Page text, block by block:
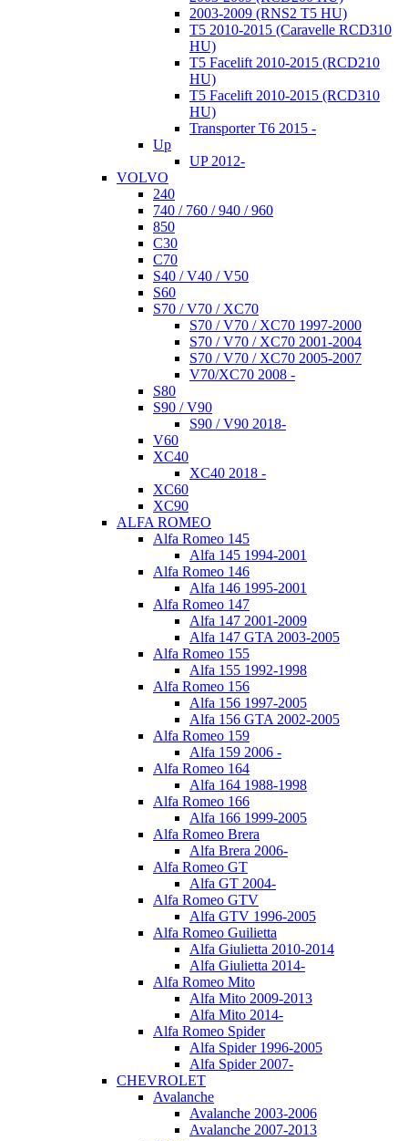
2003-2009 (RNS2 T5 HU)
T5 2010-2015 (Caravelle RCD310
HU)
T5 Facelift 2010-2015 (RCD210
HU)
T5 Facelift 2010-2015 (RCD310
HU)
Transporter T6 2015 -
Up
UP 2012-
VOLVO
240
740 / 760 / 940 / 960
850
C30
C70
S40 / V40 / V50
S60
S70 / V70 / XC70
S70 / V70 / XC70 1997-2000
S70 / V70 / XC70 2001-2004
S70 / V70 / XC70 2005-2007
V70/XC70 2008 -
S80
S90 / V90
S90 / V90 2018-
V60
XC40
XC40 2018 -
XC60
XC90
ALFA ROMEO
Alfa Romeo 145
Alfa 145 1994-2001
Alfa Romeo 146
Alfa 146 1995-2001
Alfa Romeo 147
Alfa 147 2001-2009
Alfa 147 GTA 2003-2005
Alfa Romeo 155
Alfa 155 1992-1998
Alfa Romeo 156
Alfa 156 1997-2005
Alfa 156 GTA 2002-2005
Alfa Romeo 159
Alfa 159 2006 -
Alfa Romeo 164
Alfa 164 1988-1998
Alfa Romeo 166
Alfa 166 1999-2005
Alfa Romeo Brera
Alfa Brera 2006-
Alfa Romeo GT
Alfa GT 2004-
Alfa Romeo GTV
Alfa GTV 1996-2005
Alfa Romeo Guilietta
Alfa Giulietta 2010-2014
Alfa Giulietta 2014-
Alfa Romeo Mito
Alfa Mito 2009-2013
Alfa Mito 2014-
Alfa Romeo Spider
Alfa Spider 1996-2005
Alfa Spider 2007-
CHEVROLET
Avalanche
Avalanche 2003-2006
Avalanche 2007-2013